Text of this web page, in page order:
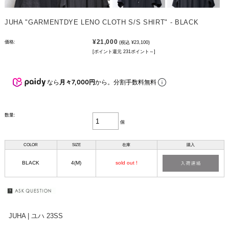
JUHA "GARMENTDYE LENO CLOTH S/S SHIRT" - BLACK
価格: ¥21,000 (税込 ¥23,100)
[ポイント還元 231ポイント～]
なら 月々7,000円から。分割手数料無料
数量:
個
COLOR SIZE 在庫 購入
BLACK 4(M) sold out !
JUHA | ユハ 23SS